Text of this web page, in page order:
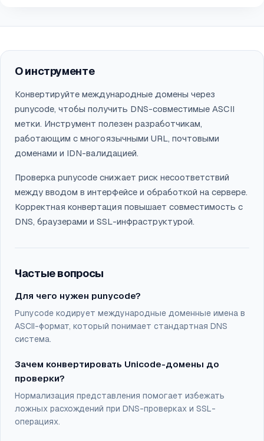
О инструменте
Конвертируйте международные домены через
punycode, чтобы получить DNS-совместимые ASCII
метки. Инструмент полезен разработчикам,
работающим с многоязычными URL, почтовыми
доменами и IDN-валидацией.
Проверка punycode снижает риск несоответствий
между вводом в интерфейсе и обработкой на сервере.
Корректная конвертация повышает совместимость с
DNS, браузерами и SSL-инфраструктурой.
Частые вопросы
Для чего нужен punycode?
Punycode кодирует международные доменные имена в
ASCII-формат, который понимает стандартная DNS
система.
Зачем конвертировать Unicode-домены до
проверки?
Нормализация представления помогает избежать
ложных расхождений при DNS-проверках и SSL-
операциях.